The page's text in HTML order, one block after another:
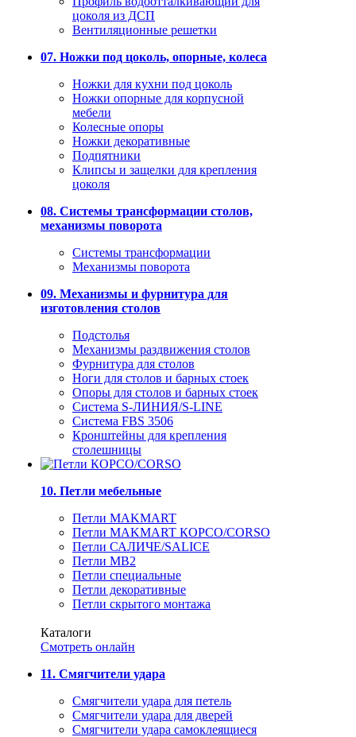
цоколя из ДСП
Вентиляционные решетки
07. Ножки под цоколь, опорные, колеса
Ножки для кухни под цоколь
Ножки опорные для корпусной
мебели
Колесные опоры
Ножки декоративные
Подпятники
Клипсы и защелки для крепления
цоколя
08. Системы трансформации столов,
механизмы поворота
Системы трансформации
Механизмы поворота
09. Механизмы и фурнитура для
изготовления столов
Подстолья
Механизмы раздвижения столов
Фурнитура для столов
Ноги для столов и барных стоек
Опоры для столов и барных стоек
Система S-ЛИНИЯ/S-LINE
Система FBS 3506
Кронштейны для крепления
столешницы
10. Петли мебельные
Петли MAKMART
Петли MAKMART КОРСО/CORSO
Петли САЛИЧЕ/SALICE
Петли MB2
Петли специальные
Петли декоративные
Петли скрытого монтажа
Каталоги
Смотреть онлайн
11. Смягчители удара
Смягчители удара для петель
Смягчители удара для дверей
Cмягчители удара самоклеящиеся